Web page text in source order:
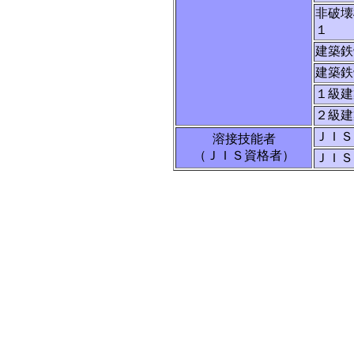
非破
１
建築
建築
１級
２級
溶接技能者
（ＪＩＳ資格者）
ＪＩ
ＪＩ